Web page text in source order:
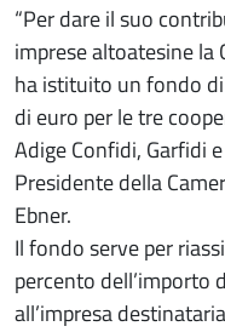
“Per dare il suo
imprese altoatesine la
ha istituito un fondo
di euro per le tre
Adige Confidi, Garfidi
Presidente della
Ebner.
Il fondo serve per
percento dell’importo
all’impresa